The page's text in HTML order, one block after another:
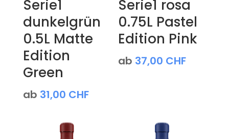
Serie1
dunkelgrün
0.5L Matte
Edition
Green
ab 31,00 CHF
Serie1 rosa
0.75L Pastel
Edition Pink
ab 37,00 CHF